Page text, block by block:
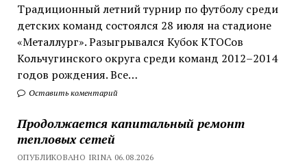
Традиционный летний турнир по футболу среди
детских команд состоялся 28 июля на стадионе
«Металлург». Разыгрывался Кубок КТОСов
Кольчугинского округа среди команд 2012–2014
годов рождения. Все…
Оставить коментарий
Продолжается капитальный ремонт
тепловых сетей
ОПУБЛИКОВАНО IRINA 06.08.2026